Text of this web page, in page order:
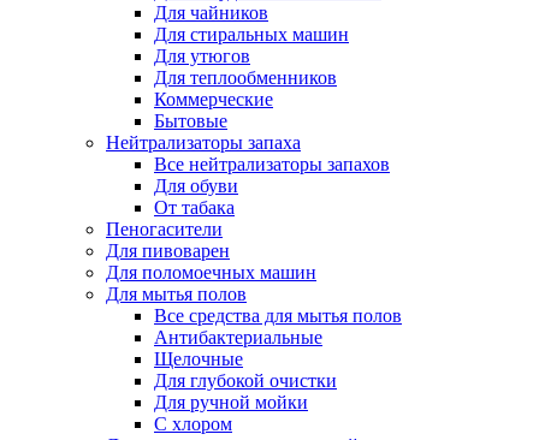
Для чайников
Для стиральных машин
Для утюгов
Для теплообменников
Коммерческие
Бытовые
Нейтрализаторы запаха
Все нейтрализаторы запахов
Для обуви
От табака
Пеногасители
Для пивоварен
Для поломоечных машин
Для мытья полов
Все средства для мытья полов
Антибактериальные
Щелочные
Для глубокой очистки
Для ручной мойки
С хлором